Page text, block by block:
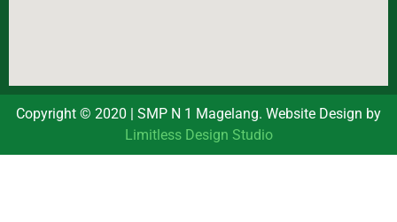
Copyright © 2020 | SMP N 1 Magelang. Website Design by
Limitless Design Studio